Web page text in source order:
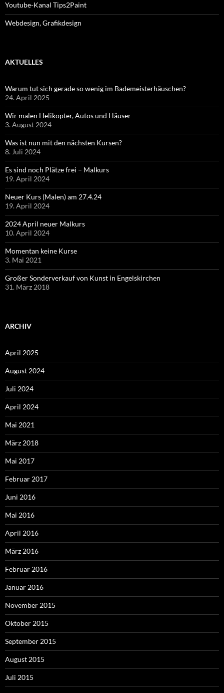
Youtube-Kanal Tips2Paint
Webdesign, Grafikdesign
AKTUELLES
Warum tut sich gerade so wenig im Bademeisterhäuschen?
24. April 2025
Wir malen Helikopter, Autos und Häuser
3. August 2024
Was ist nun mit den nächsten Kursen?
8. Juli 2024
Es sind noch Plätze frei – Malkurs
19. April 2024
Neuer Kurs (Malen) am 27.4.24
19. April 2024
2024 April neuer Malkurs
10. April 2024
Momentan keine Kurse
3. Mai 2021
Großer Sonderverkauf von Kunst in Engelskirchen
31. März 2018
ARCHIV
April 2025
August 2024
Juli 2024
April 2024
Mai 2021
März 2018
Mai 2017
Februar 2017
Juni 2016
Mai 2016
April 2016
März 2016
Februar 2016
Januar 2016
November 2015
Oktober 2015
September 2015
August 2015
Juli 2015